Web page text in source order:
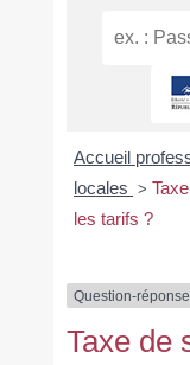
Accueil
locales >
les tarifs ?
Question-réponse
Taxe de